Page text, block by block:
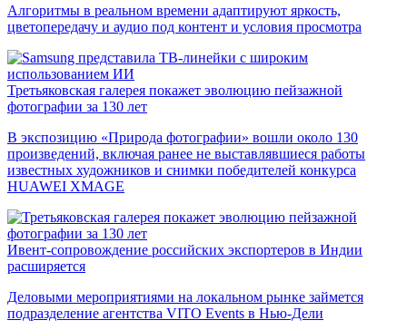
Алгоритмы в реальном времени адаптируют яркость,
цветопередачу и аудио под контент и условия просмотра
Третьяковская галерея покажет эволюцию пейзажной
фотографии за 130 лет
В экспозицию «Природа фотографии» вошли около 130
произведений, включая ранее не выставлявшиеся работы
известных художников и снимки победителей конкурса
HUAWEI XMAGE
Ивент-сопровождение российских экспортеров в Индии
расширяется
Деловыми мероприятиями на локальном рынке займется
подразделение агентства VITO Events в Нью-Дели